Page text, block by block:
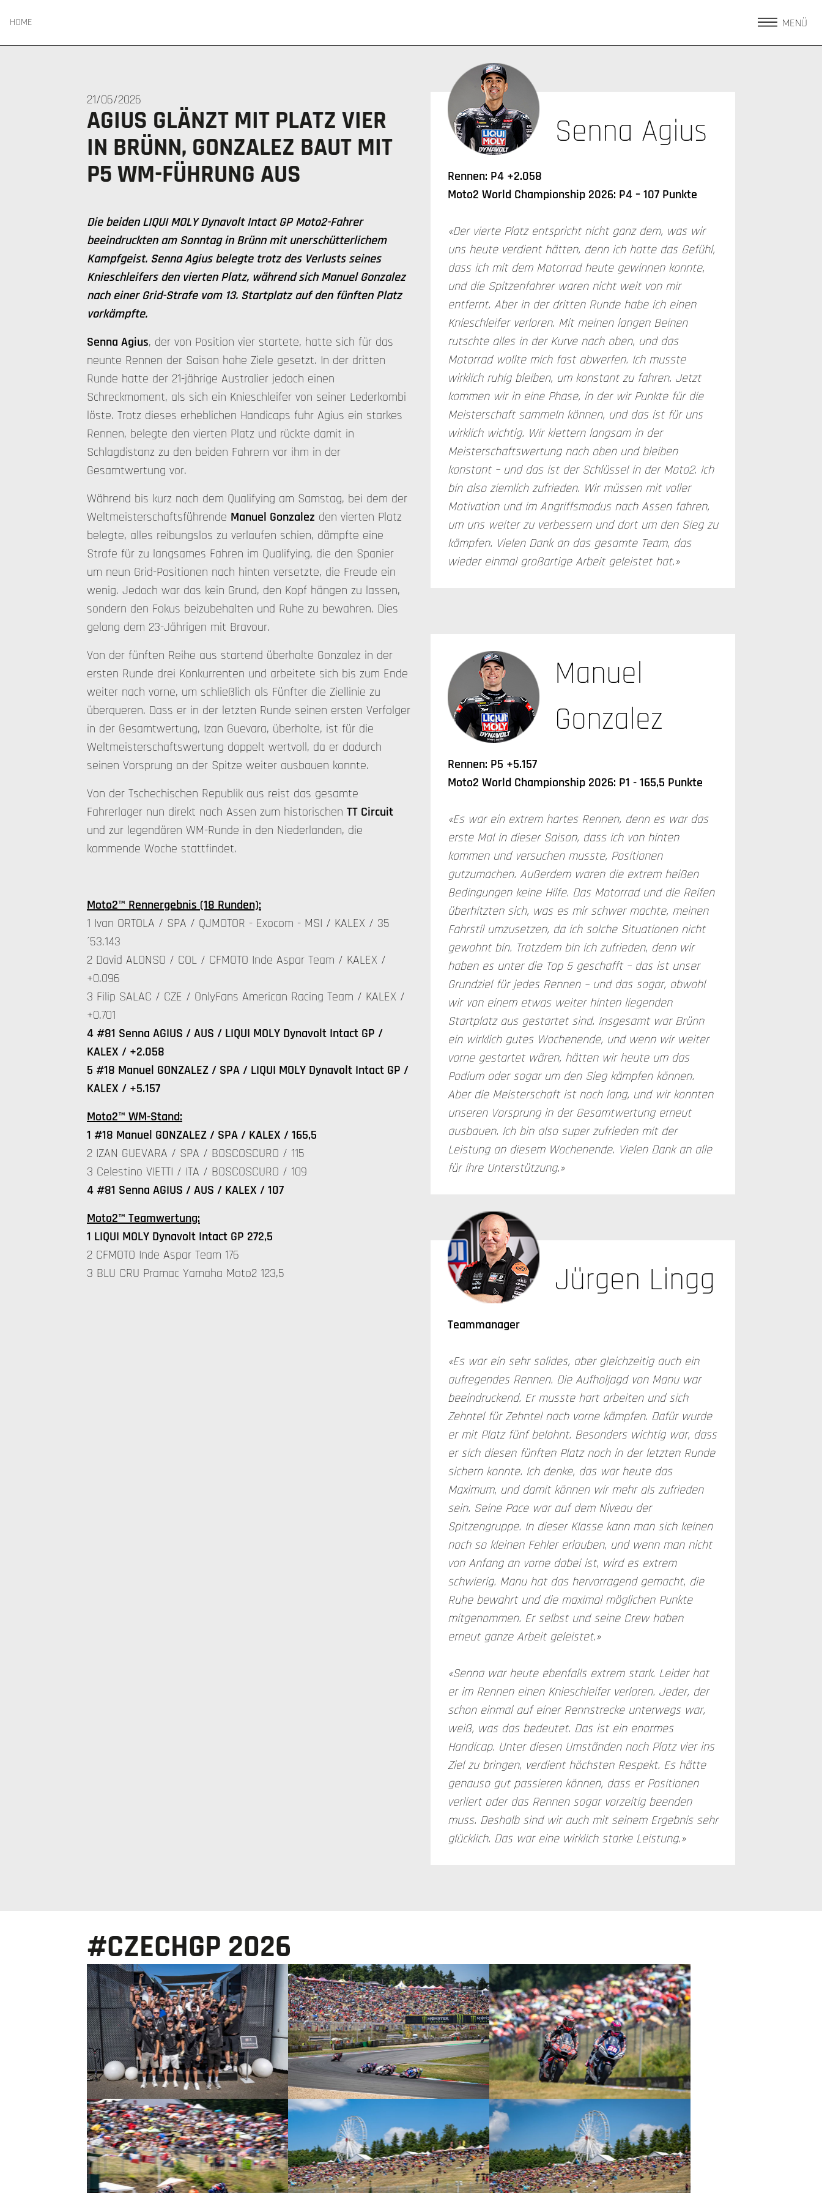
HOME MENÜ
21/06/2026
AGIUS GLÄNZT MIT PLATZ VIER
IN BRÜNN, GONZALEZ BAUT MIT
P5 WM-FÜHRUNG AUS
Die beiden LIQUI MOLY Dynavolt Intact GP Moto2-Fahrer
beeindruckten am Sonntag in Brünn mit unerschütterlichem
Kampfgeist. Senna Agius belegte trotz des Verlusts seines
Knieschleifers den vierten Platz, während sich Manuel Gonzalez
nach einer Grid-Strafe vom 13. Startplatz auf den fünften Platz
vorkämpfte.
Senna Agius, der von Position vier startete, hatte sich für das
neunte Rennen der Saison hohe Ziele gesetzt. In der dritten
Runde hatte der 21-jährige Australier jedoch einen
Schreckmoment, als sich ein Knieschleifer von seiner Lederkombi
löste. Trotz dieses erheblichen Handicaps fuhr Agius ein starkes
Rennen, belegte den vierten Platz und rückte damit in
Schlagdistanz zu den beiden Fahrern vor ihm in der
Gesamtwertung vor.
Während bis kurz nach dem Qualifying am Samstag, bei dem der
Weltmeisterschaftsführende Manuel Gonzalez den vierten Platz
belegte, alles reibungslos zu verlaufen schien, dämpfte eine
Strafe für zu langsames Fahren im Qualifying, die den Spanier
um neun Grid-Positionen nach hinten versetzte, die Freude ein
wenig. Jedoch war das kein Grund, den Kopf hängen zu lassen,
sondern den Fokus beizubehalten und Ruhe zu bewahren. Dies
gelang dem 23-Jährigen mit Bravour.
Von der fünften Reihe aus startend überholte Gonzalez in der
ersten Runde drei Konkurrenten und arbeitete sich bis zum Ende
weiter nach vorne, um schließlich als Fünfter die Ziellinie zu
überqueren. Dass er in der letzten Runde seinen ersten Verfolger
in der Gesamtwertung, Izan Guevara, überholte, ist für die
Weltmeisterschaftswertung doppelt wertvoll, da er dadurch
seinen Vorsprung an der Spitze weiter ausbauen konnte.
Von der Tschechischen Republik aus reist das gesamte
Fahrerlager nun direkt nach Assen zum historischen TT Circuit
und zur legendären WM-Runde in den Niederlanden, die
kommende Woche stattfindet.
Moto2™ Rennergebnis (18 Runden):
1 Ivan ORTOLA / SPA / QJMOTOR - Exocom - MSI / KALEX / 35
´53.143
2 David ALONSO / COL / CFMOTO Inde Aspar Team / KALEX /
+0.096
3 Filip SALAC / CZE / OnlyFans American Racing Team / KALEX /
+0.701
4 #81 Senna AGIUS / AUS / LIQUI MOLY Dynavolt Intact GP /
KALEX / +2.058
5 #18 Manuel GONZALEZ / SPA / LIQUI MOLY Dynavolt Intact GP /
KALEX / +5.157
Moto2™ WM-Stand:
1 #18 Manuel GONZALEZ / SPA / KALEX / 165,5
2 IZAN GUEVARA / SPA / BOSCOSCURO / 115
3 Celestino VIETTI / ITA / BOSCOSCURO / 109
4 #81 Senna AGIUS / AUS / KALEX / 107
Moto2™ Teamwertung:
1 LIQUI MOLY Dynavolt Intact GP 272,5
2 CFMOTO Inde Aspar Team 176
3 BLU CRU Pramac Yamaha Moto2 123,5
Senna Agius
Rennen: P4 +2.058
Moto2 World Championship 2026: P4 – 107 Punkte
«Der vierte Platz entspricht nicht ganz dem, was wir
uns heute verdient hätten, denn ich hatte das Gefühl,
dass ich mit dem Motorrad heute gewinnen konnte,
und die Spitzenfahrer waren nicht weit von mir
entfernt. Aber in der dritten Runde habe ich einen
Knieschleifer verloren. Mit meinen langen Beinen
rutschte alles in der Kurve nach oben, und das
Motorrad wollte mich fast abwerfen. Ich musste
wirklich ruhig bleiben, um konstant zu fahren. Jetzt
kommen wir in eine Phase, in der wir Punkte für die
Meisterschaft sammeln können, und das ist für uns
wirklich wichtig. Wir klettern langsam in der
Meisterschaftswertung nach oben und bleiben
konstant – und das ist der Schlüssel in der Moto2. Ich
bin also ziemlich zufrieden. Wir müssen mit voller
Motivation und im Angriffsmodus nach Assen fahren,
um uns weiter zu verbessern und dort um den Sieg zu
kämpfen. Vielen Dank an das gesamte Team, das
wieder einmal großartige Arbeit geleistet hat.»
Manuel
Gonzalez
Rennen: P5 +5.157
Moto2 World Championship 2026: P1 - 165,5 Punkte
«Es war ein extrem hartes Rennen, denn es war das
erste Mal in dieser Saison, dass ich von hinten
kommen und versuchen musste, Positionen
gutzumachen. Außerdem waren die extrem heißen
Bedingungen keine Hilfe. Das Motorrad und die Reifen
überhitzten sich, was es mir schwer machte, meinen
Fahrstil umzusetzen, da ich solche Situationen nicht
gewohnt bin. Trotzdem bin ich zufrieden, denn wir
haben es unter die Top 5 geschafft – das ist unser
Grundziel für jedes Rennen – und das sogar, obwohl
wir von einem etwas weiter hinten liegenden
Startplatz aus gestartet sind. Insgesamt war Brünn
ein wirklich gutes Wochenende, und wenn wir weiter
vorne gestartet wären, hätten wir heute um das
Podium oder sogar um den Sieg kämpfen können.
Aber die Meisterschaft ist noch lang, und wir konnten
unseren Vorsprung in der Gesamtwertung erneut
ausbauen. Ich bin also super zufrieden mit der
Leistung an diesem Wochenende. Vielen Dank an alle
für ihre Unterstützung.»
Jürgen Lingg
Teammanager
«Es war ein sehr solides, aber gleichzeitig auch ein
aufregendes Rennen. Die Aufholjagd von Manu war
beeindruckend. Er musste hart arbeiten und sich
Zehntel für Zehntel nach vorne kämpfen. Dafür wurde
er mit Platz fünf belohnt. Besonders wichtig war, dass
er sich diesen fünften Platz noch in der letzten Runde
sichern konnte. Ich denke, das war heute das
Maximum, und damit können wir mehr als zufrieden
sein. Seine Pace war auf dem Niveau der
Spitzengruppe. In dieser Klasse kann man sich keinen
noch so kleinen Fehler erlauben, und wenn man nicht
von Anfang an vorne dabei ist, wird es extrem
schwierig. Manu hat das hervorragend gemacht, die
Ruhe bewahrt und die maximal möglichen Punkte
mitgenommen. Er selbst und seine Crew haben
erneut ganze Arbeit geleistet.»
«Senna war heute ebenfalls extrem stark. Leider hat
er im Rennen einen Knieschleifer verloren. Jeder, der
schon einmal auf einer Rennstrecke unterwegs war,
weiß, was das bedeutet. Das ist ein enormes
Handicap. Unter diesen Umständen noch Platz vier ins
Ziel zu bringen, verdient höchsten Respekt. Es hätte
genauso gut passieren können, dass er Positionen
verliert oder das Rennen sogar vorzeitig beenden
muss. Deshalb sind wir auch mit seinem Ergebnis sehr
glücklich. Das war eine wirklich starke Leistung.»
#CZECHGP 2026
© intactGP © intactGP © intactGP